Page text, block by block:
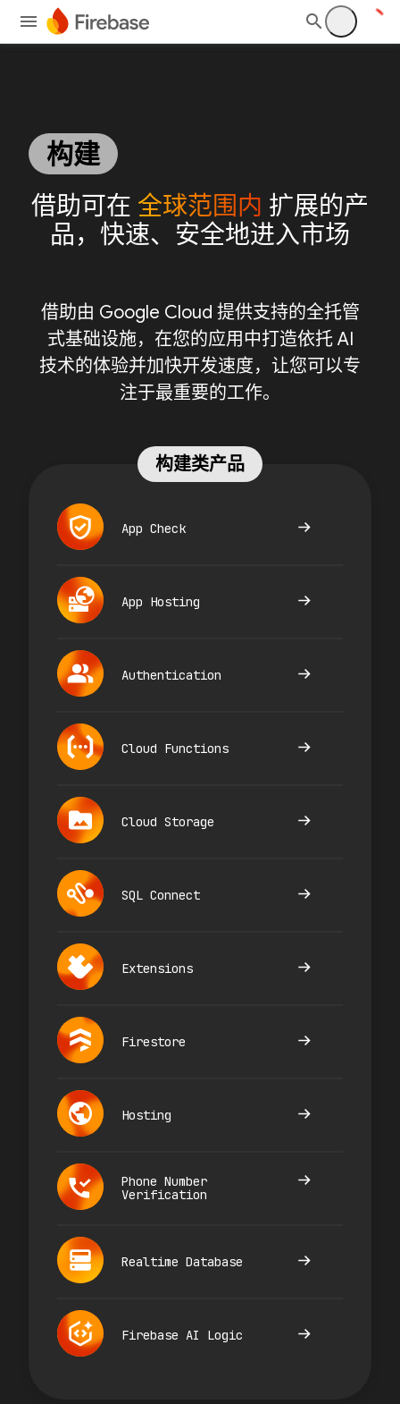
构建
借助可在 全球范围内 扩展的产
品，快速、安全地进入市场
借助由 Google Cloud 提供支持的全托管
式基础设施，在您的应用中打造依托 AI
技术的体验并加快开发速度，让您可以专
注于最重要的工作。
构建类产品
App Check
App Hosting
Authentication
Cloud Functions
Cloud Storage
SQL Connect
Extensions
Firestore
Hosting
Phone Number
Verification
Realtime Database
Firebase AI Logic